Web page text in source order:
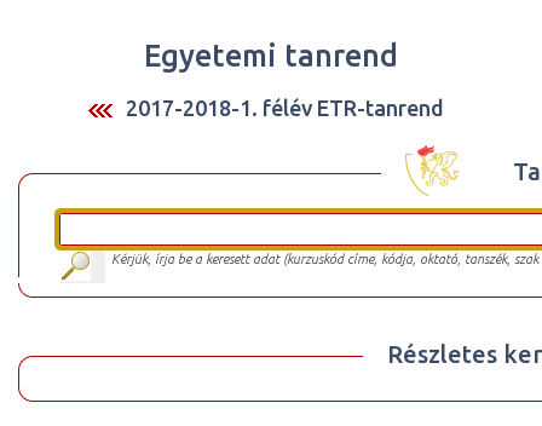
Egyetemi tanrend
2017-2018-1. félév ETR-tanrend
Kérjük, írja be a keresett adat (kurzuskód címe, kódja, oktató, tanszék,
Részletes